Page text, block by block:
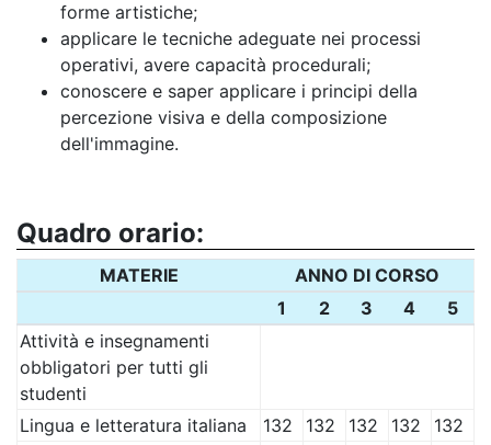
forme artistiche;
applicare le tecniche adeguate nei processi
operativi, avere capacità procedurali;
conoscere e saper applicare i principi della
percezione visiva e della composizione
dell'immagine.
Quadro orario:
MATERIE
ANNO DI CORSO
1
2 3 4
5
Attività e insegnamenti
obbligatori per tutti gli
studenti
Lingua e letteratura italiana
132 132 132 132
132